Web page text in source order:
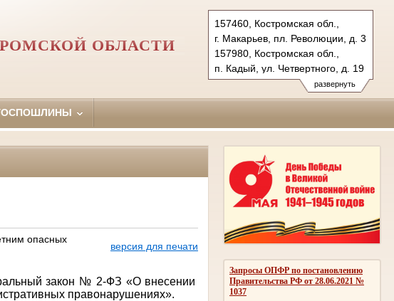
развернуть
157460, Костромская обл.,
г. Макарьев, пл. Революции, д. 3
157980, Костромская обл.,
п. Кадый, ул. Четвертного, д. 19
Тел.: +7(494-45) 55-5-57,
+7(494-42) 3-40-43
kadiysky.kst@sudrf.ru
ОБЛАСТИ
Запросы ОПФР по постановлению
Правительства РФ от 28.06.2021 №
1037
опасных
версия для печати
закон № 2-ФЗ «О внесении
правонарушениях».